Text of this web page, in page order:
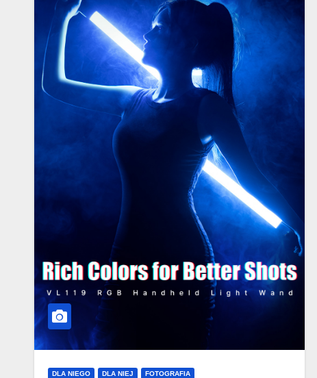
DLA NIEGO DLA NIEJ FOTOGRAFIA